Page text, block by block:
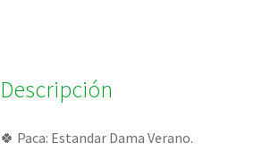
Descripción
🍀 Paca: Estandar Dama Verano.